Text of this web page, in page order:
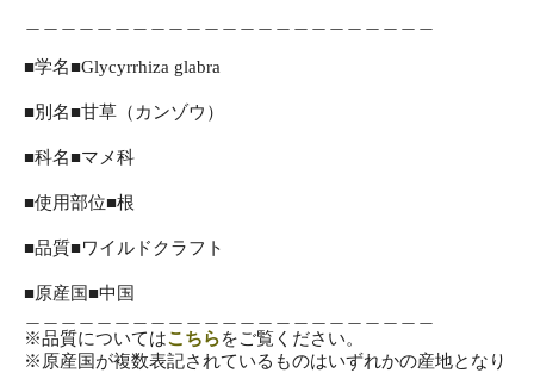
■学名■Glycyrrhiza glabra
■別名■甘草（カンゾウ）
■科名■マメ科
■使用部位■根
■品質■ワイルドクラフト
■原産国■中国
※品質についてはこちらをご覧ください。
※原産国が複数表記されているものはいずれかの産地となり